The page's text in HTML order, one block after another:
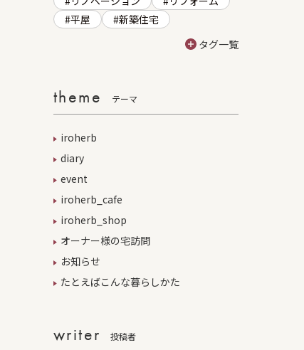
平屋
新築住宅
タグ一覧
theme テーマ
iroherb
diary
event
iroherb_cafe
iroherb_shop
オーナー様の宅訪問
お知らせ
たとえばこんな暮らしかた
writer 投稿者